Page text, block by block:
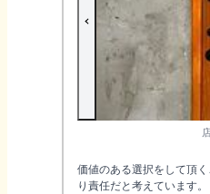
価値のある選択をして頂
り責任だと考えています